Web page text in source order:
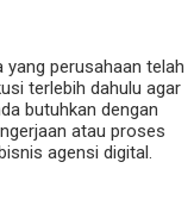
yang perusahaan telah
terlebih dahulu agar
butuhkan dengan
atau proses
agensi digital.